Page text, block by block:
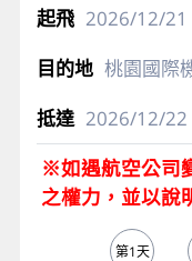
2026/12/21
桃園國際
2026/12/22
※如遇航空公司
之權力，並以說
第1天